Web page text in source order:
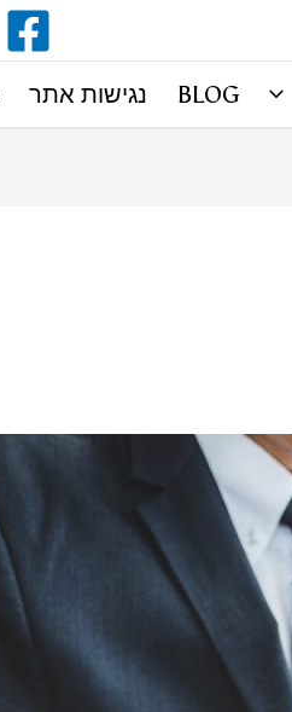
BLOG נגישות אתר